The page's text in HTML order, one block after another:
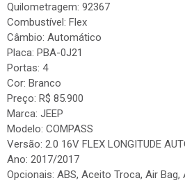
Quilometragem: 92367
Combustível: Flex
Câmbio: Automático
Placa: PBA-0J21
Portas: 4
Cor: Branco
Preço: R$ 85.900
Marca: JEEP
Modelo: COMPASS
Versão: 2.0 16V FLEX LONGITUDE
Ano: 2017/2017
Opcionais: ABS, Aceito Troca, Air Bag,